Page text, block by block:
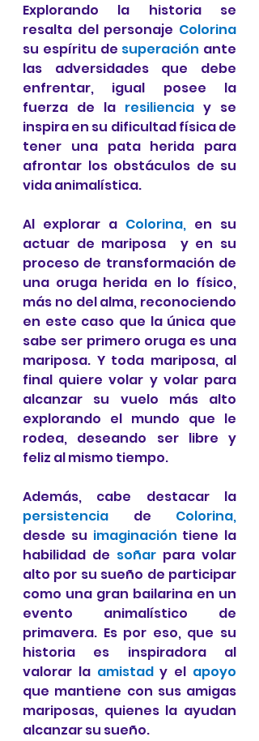
Explorando la historia se
resalta del personaje Colorina
su espíritu de superación ante
las adversidades que debe
enfrentar, igual posee la
fuerza de la resiliencia y se
inspira en su dificultad física de
tener una pata herida para
afrontar los obstáculos de su
vida animalística.
Al explorar a Colorina, en su
actuar de mariposa  y en su
proceso de transformación de
una oruga herida en lo físico,
más no del alma, reconociendo
en este caso que la única que
sabe ser primero oruga es una
mariposa. Y toda mariposa, al
final quiere volar y volar para
alcanzar su vuelo más alto
explorando el mundo que le
rodea, deseando ser libre y
feliz al mismo tiempo.
persistencia de
desde su imaginación tiene la
habilidad de soñar para volar
alto por su sueño de participar
como una gran bailarina en un
evento animalístico de
primavera. Es por eso, que su
historia es inspiradora al
valorar la amistad y el apoyo
que mantiene con sus amigas
mariposas, quienes la ayudan
alcanzar su sueño.